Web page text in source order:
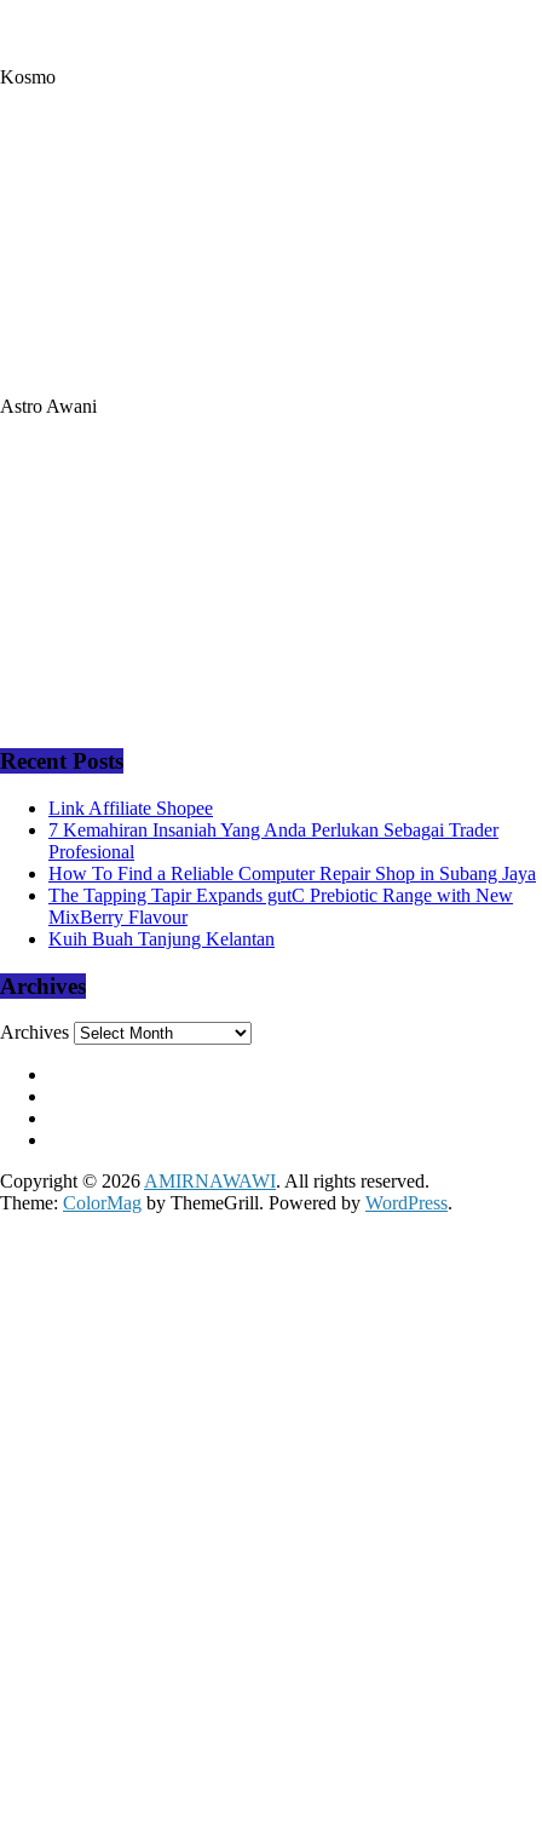
Kosmo
Astro Awani
Recent Posts
Link Affiliate Shopee
7 Kemahiran Insaniah Yang Anda Perlukan Sebagai Trader
Profesional
How To Find a Reliable Computer Repair Shop in Subang Jaya
The Tapping Tapir Expands gutC Prebiotic Range with New
MixBerry Flavour
Kuih Buah Tanjung Kelantan
Archives
Archives
Copyright © 2026 AMIRNAWAWI. All rights reserved.
Theme: ColorMag by ThemeGrill. Powered by WordPress.